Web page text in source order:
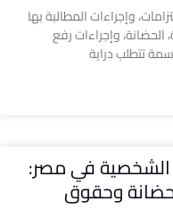
وإجراءات المطالبة بها
وإجراءات رفع
تتطلب دراية
الشخصية في مصر:
وحقوق